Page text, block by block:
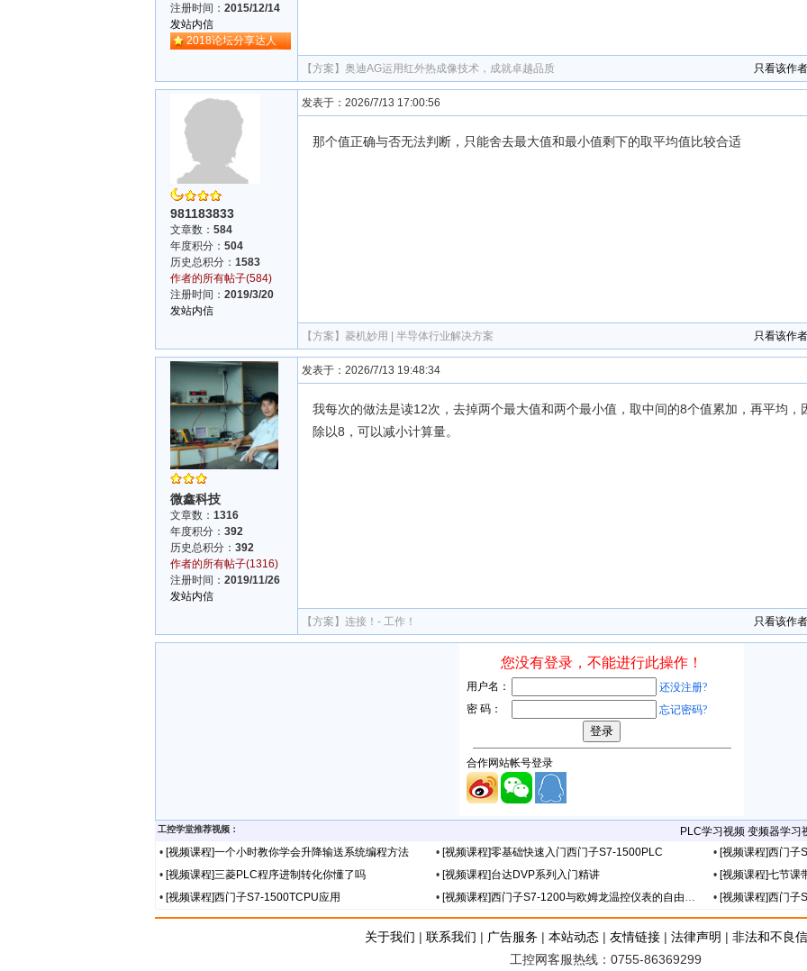
注册时间： 2015/12/14
发站内信
2018论坛分享达人
【方案】 奥迪AG运用红外热成像技术，成就卓越品质 只看该作者
981183833
文章数： 584
年度积分： 504
历史总积分： 1583
作者的所有帖子(584)
注册时间： 2019/3/20
发站内信
发表于：2026/7/13 17:00:56
那个值正确与否无法判断，只能舍去最大值和最小值剩下的取平均值比较合适
【方案】 菱机妙用 | 半导体行业解决方案 只看该作者
微鑫科技
文章数： 1316
年度积分： 392
历史总积分： 392
作者的所有帖子(1316)
注册时间： 2019/11/26
发站内信
发表于：2026/7/13 19:48:34
我每次的做法是读12次，去掉两个最大值和两个最小值，取中间的8个值累加，再平均
除以8，可以减小计算量。
【方案】 连接！- 工作！ 只看该作者
工控学堂推荐视频： PLC学习视频 变频器学习
• [视频课程]一个小时教你学会升降输送系统编程方法 • [视频课程]零基础快速入门西门子S7-1500PLC • [视频课程]西门子
• [视频课程]三菱PLC程序进制转化你懂了吗 • [视频课程]台达DVP系列入门精讲 • [视频课程]七节课
• [视频课程]西门子S7-1500TCPU应用 • [视频课程]西门子S7-1200与欧姆龙温控仪表的自由口通信 • [视频课程]西门子
关于我们 | 联系我们 | 广告服务 | 本站动态 | 友情链接 | 法律声明 | 非法和不良
工控网客服热线：0755-86369299